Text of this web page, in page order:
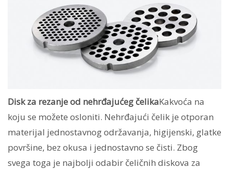
Disk za rezanje od nehrđajućeg čelikaKakvoća na
koju se možete osloniti. Nehrđajući čelik je otporan
materijal jednostavnog održavanja, higijenski, glatke
površine, bez okusa i jednostavno se čisti. Zbog
svega toga je najbolji odabir čeličnih diskova za